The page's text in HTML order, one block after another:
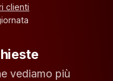
clienti
vediamo più